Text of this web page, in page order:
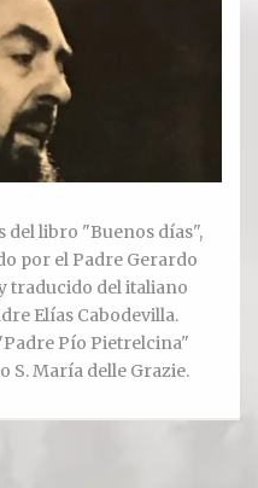
del libro "Buenos días",
por el Padre Gerardo
traducido del italiano
Elías Cabodevilla.
Pío Pietrelcina"
S. María delle Grazie.